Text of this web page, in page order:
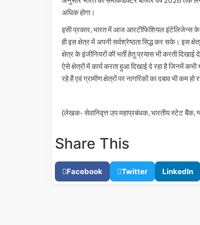
अधिक होगा।
इसी प्रकार, भारत में आज आरटीफिशियल इंटेलिजेन्स के
ही इस क्षेत्र में अपनी सर्वश्रेष्ठता सिद्ध कर सके। इस
क्षेत्र के इंजीनियरों की भर्ती हेतु प्रयास भी करती
ऐसे क्षेत्रों में कार्य करता हुआ दिखाई दे रहा है जिनमें
रहे हैं एवं ग्रामीण क्षेत्रों पर नागरिकों का दबाव भी कम
(लेखक- सेवानिवृत्त उप महाप्रबंधक, भारतीय स्टेट बैंक,
Share This
Facebook Twitter LinkedIn